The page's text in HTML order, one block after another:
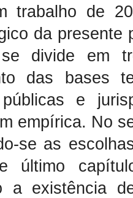
trabalho de
da presente
divide em
das bases
e
empírica. No
se as
último
a existência